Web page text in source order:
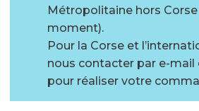
Histoire de la choucroute
Fabrication de la choucroute
Garantie de qualité
Métropolitaine hors
moment).
Pour la Corse et
nous contacter par e-mail
pour réaliser votre